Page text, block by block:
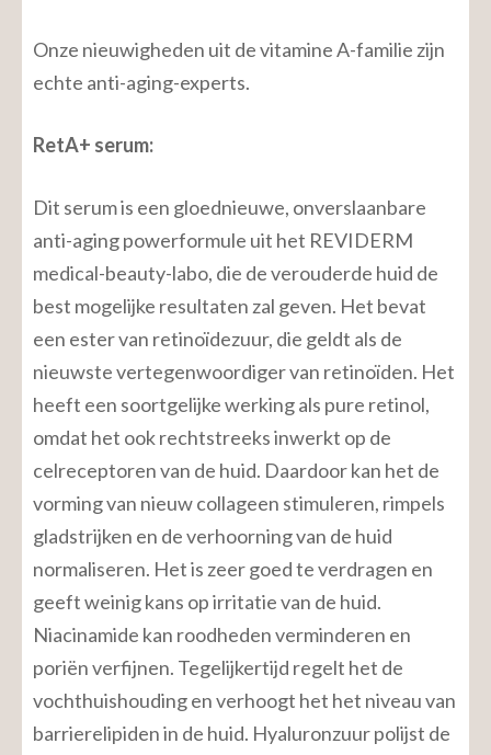
Onze nieuwigheden uit de vitamine A-familie zijn
echte anti-aging-experts.
RetA+ serum:
Dit serum is een gloednieuwe, onverslaanbare
anti-aging powerformule uit het REVIDERM
medical-beauty-labo, die de verouderde huid de
best mogelijke resultaten zal geven. Het bevat
een ester van retinoïdezuur, die geldt als de
nieuwste vertegenwoordiger van retinoïden. Het
heeft een soortgelijke werking als pure retinol,
omdat het ook rechtstreeks inwerkt op de
celreceptoren van de huid. Daardoor kan het de
vorming van nieuw collageen stimuleren, rimpels
gladstrijken en de verhoorning van de huid
normaliseren. Het is zeer goed te verdragen en
geeft weinig kans op irritatie van de huid.
Niacinamide kan roodheden verminderen en
poriën verfijnen. Tegelijkertijd regelt het de
vochthuishouding en verhoogt het het niveau van
barrierelipiden in de huid. Hyaluronzuur polijst de